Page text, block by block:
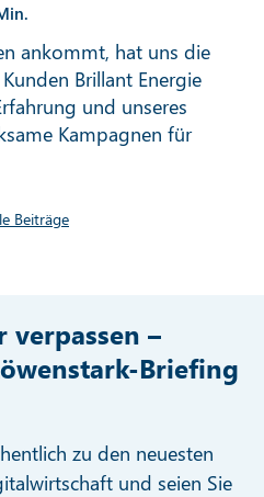
ankommt, hat uns die
Brillant Energie
und unseres
Kampagnen für
Beiträge
verpassen –
Briefing
zu den neuesten
und seien Sie